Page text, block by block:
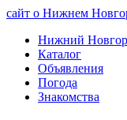
сайт о Нижнем
Нижний
Каталог
Объявления
Погода
Знакомства